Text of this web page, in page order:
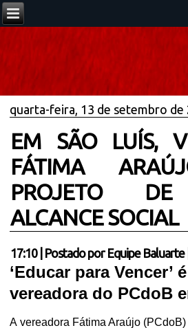
quarta-feira, 13 de setembro de
EM SÃO LUÍS,
FÁTIMA
PROJETO DE
ALCANCE SOCIAL
17:10| Postado por Equipe Baluarte
‘Educar para Vencer’
vereadora do PCdoB
A vereadora Fátima Araújo